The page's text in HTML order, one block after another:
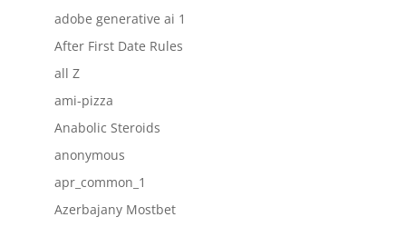
adobe generative ai 1
After First Date Rules
all Z
ami-pizza
Anabolic Steroids
anonymous
apr_common_1
Azerbajany Mostbet